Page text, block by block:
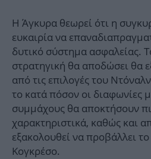
Η Άγκυρα θεωρεί ότι η
ευκαιρία να
δυτικό σύστημα ασφαλείας.
στρατηγική θα αποδώσει θα
από τις επιλογές του
το κατά πόσον οι διαφωνίες
συμμάχους θα αποκτήσουν
χαρακτηριστικά, καθώς και
εξακολουθεί να προβάλλει
Κογκρέσο.